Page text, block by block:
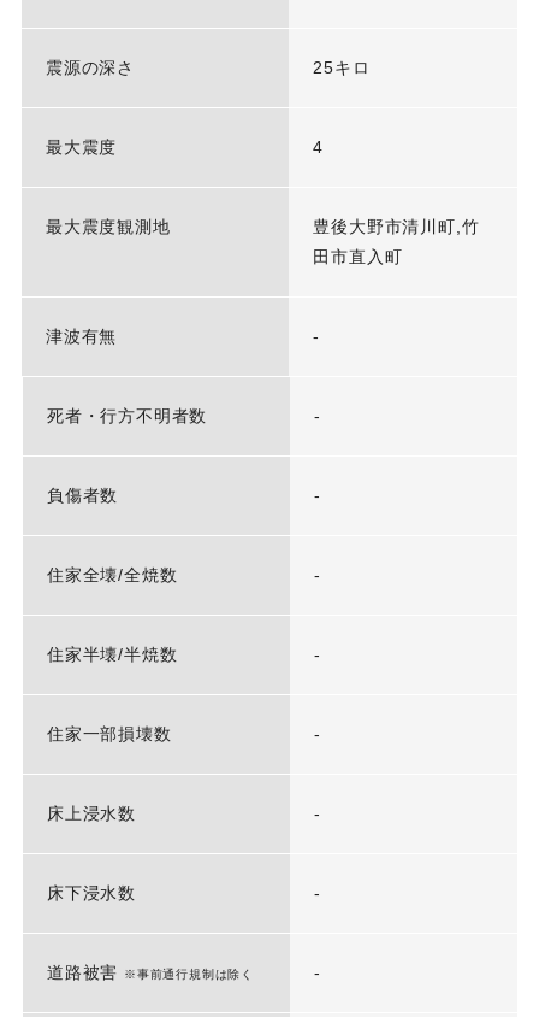
震源の深さ 25キロ
最大震度 4
最大震度観測地
豊後大野市清川町,竹
田市直入町
津波有無 -
死者・行方不明者数 -
負傷者数 -
住家全壊/全焼数 -
住家半壊/半焼数 -
住家一部損壊数 -
床上浸水数 -
床下浸水数 -
道路被害 ※事前通行規制は除く -